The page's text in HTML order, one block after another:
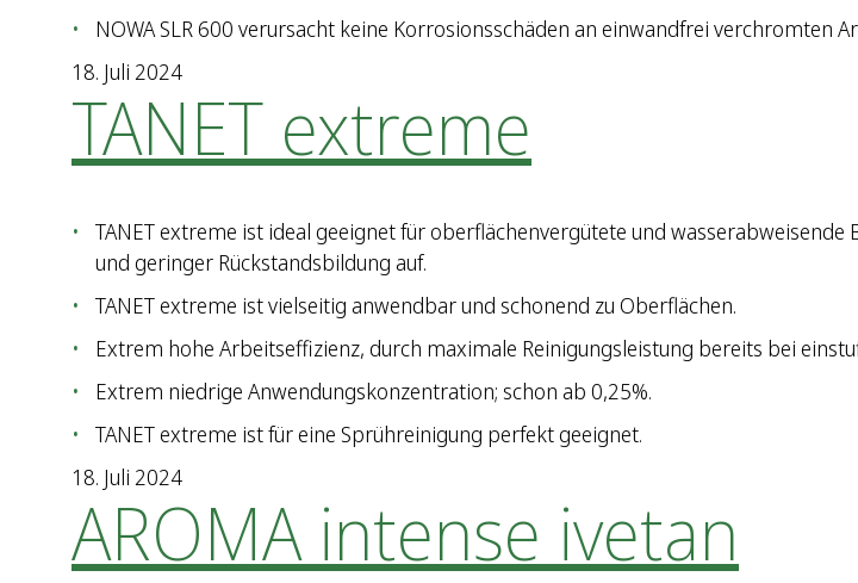
NOWA SLR 600 verursacht keine Korrosionsschäden an einwandfrei verchromten
18. Juli 2024
TANET extreme
TANET extreme ist ideal geeignet für oberflächenvergütete und
und geringer Rückstandsbildung auf.
TANET extreme ist vielseitig anwendbar und schonend zu Oberflächen.
Extrem hohe Arbeitseffizienz, durch maximale Reinigungsleistung bereits bei
Extrem niedrige Anwendungskonzentration; schon ab 0,25%.
TANET extreme ist für eine Sprühreinigung perfekt geeignet.
18. Juli 2024
AROMA intense ivetan